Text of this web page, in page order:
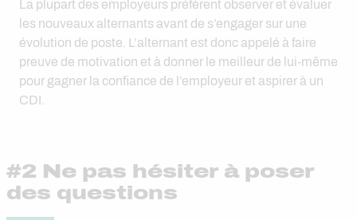
La plupart des employeurs préfèrent observer et évaluer
les nouveaux alternants avant de s’engager sur une
évolution de poste. L’alternant est donc appelé à faire
preuve de motivation et à donner le meilleur de lui-même
pour gagner la confiance de l’employeur et aspirer à un
CDI.
#2 Ne pas hésiter à poser
des questions